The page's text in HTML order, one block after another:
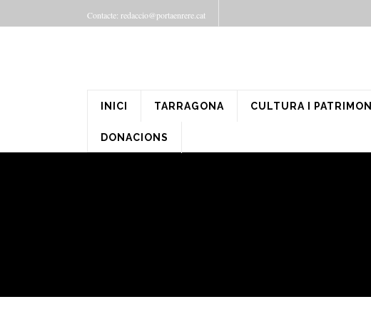
Contacte: redaccio@portaenrere.cat
INICI TARRAGONA CULTURA I PATRIMONI
DONACIONS